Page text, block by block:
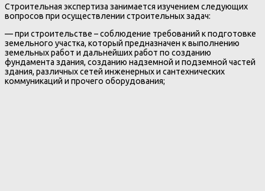
Строительная экспертиза занимается изучением следующих
вопросов при осуществлении строительных задач:
— при строительстве – соблюдение требований к подготовке
земельного участка, который предназначен к выполнению
земельных работ и дальнейших работ по созданию
фундамента здания, созданию надземной и подземной частей
здания, различных сетей инженерных и сантехнических
коммуникаций и прочего оборудования;